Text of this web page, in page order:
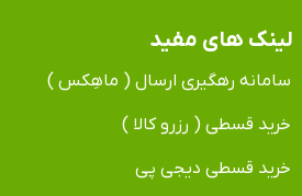
لینک های مفید
سامانه رهگیری ارسال ( ماهِکس )
خرید قسطی ( رزرو کالا )
خرید قسطی دیجی پی